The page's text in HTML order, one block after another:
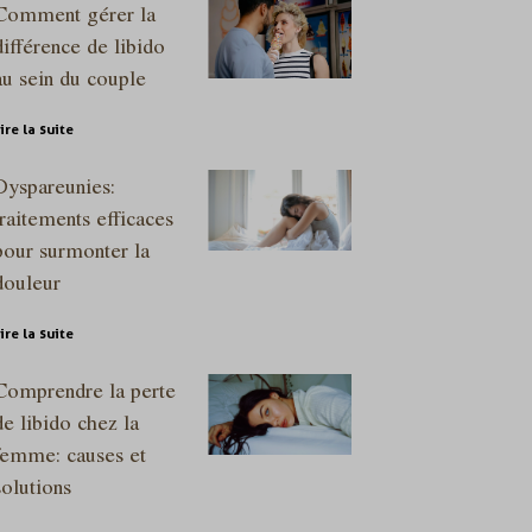
gérer la
de libido
sein du couple
la suite
efficaces
surmonter la
la suite
la perte
libido chez la
causes et